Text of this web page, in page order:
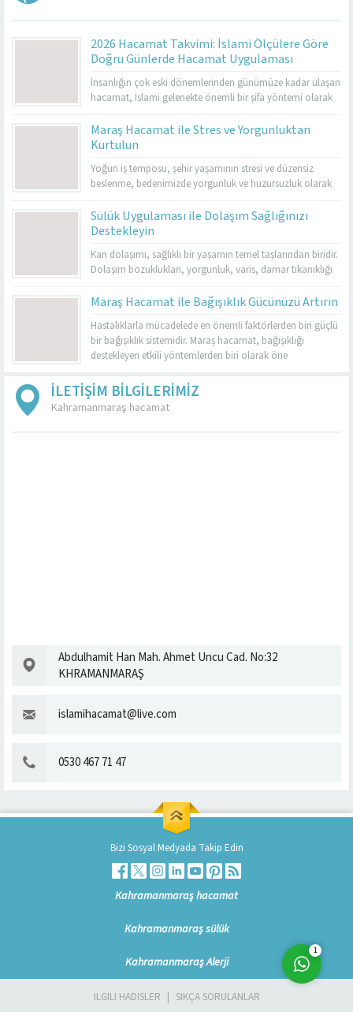
2026 Hacamat Takvimi: İslami Ölçülere Göre
Doğru Günlerde Hacamat Uygulaması
İnsanlığın çok eski dönemlerinden günümüze kadar ulaşan
hacamat, İslami gelenekte önemli bir şifa yöntemi olarak
belirlenen günlerde yapılması, hem geleneksel tıp hem de
İslami uygulamalar açısından ayrı bir değer taşır. 2026
günlerini, genel uygulanabilir günleri ve yasaklı...
Maraş Hacamat ile Stres ve Yorgunluktan
Kurtulun
Yoğun iş temposu, şehir yaşamının stresi ve düzensiz
beslenme, bedenimizde yorgunluk ve huzursuzluk olarak
ruhsal rahatlama sağlamak için en etkili yöntemlerden
biridir. Hacamat uygulaması, kan dolaşımını hızlandırır,
kronik yorgunluk yaşayan kişilerde enerjiyi artırarak
yaşam...
Sülük Uygulaması ile Dolaşım Sağlığınızı
Destekleyin
Kan dolaşımı, sağlıklı bir yaşamın temel taşlarından biridir.
Dolaşım bozuklukları, yorgunluk, varis, damar tıkanıklığı
noktada sülük tedavisi, doğal bir yöntem olarak öne çıkar.
tedavisinde tecrübeli ve resmi izinli tek merkez olarak
hizmet vermektedir. Burada yapılan uygulamalar...
Maraş Hacamat ile Bağışıklık Gücünüzü Artırın
Hastalıklarla mücadelede en önemli faktörlerden biri güçlü
bir bağışıklık sistemidir. Maraş hacamat, bağışıklığı
destekleyen etkili yöntemlerden biri olarak öne
toksinlerden arındırır ve enfeksiyonlara karşı direnci artırır.
Kış aylarında sık görülen grip ve nezle gibi hastalıkların
etkilerini azaltmada da hacamatın faydaları bilinmektedir.
İLETİŞİM BİLGİLERİMİZ
Kahramanmaraş hacamat
Abdulhamit Han Mah. Ahmet Uncu Cad. No:32
KHRAMANMARAŞ
islamihacamat@live.com
0530 467 71 47
Bizi Sosyal Medyada Takip Edin
Kahramanmaraş hacamat
Kahramanmaraş sülük
Kahramanmaraş Alerji
İLGİLİ HADİSLER SIKÇA SORULANLAR
Cevap Yaz
1